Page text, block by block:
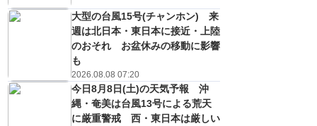
大型の台風15号(チャンホン) 来
週は北日本・東日本に接近・上陸
のおそれ お盆休みの移動に影響
も
2026.08.08 07:20
今日8月8日(土)の天気予報 沖
縄・奄美は台風13号による荒天
に厳重警戒 西・東日本は厳しい